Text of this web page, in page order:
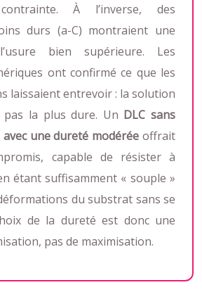
À l’inverse, des
durs (a-C) montraient une
bien supérieure. Les
ont confirmé ce que les
laissaient entrevoir : la solution
pas la plus dure. Un DLC sans
une dureté modérée offrait
capable de résister à
étant suffisamment « souple »
du substrat sans se
de la dureté est donc une
pas de maximisation.